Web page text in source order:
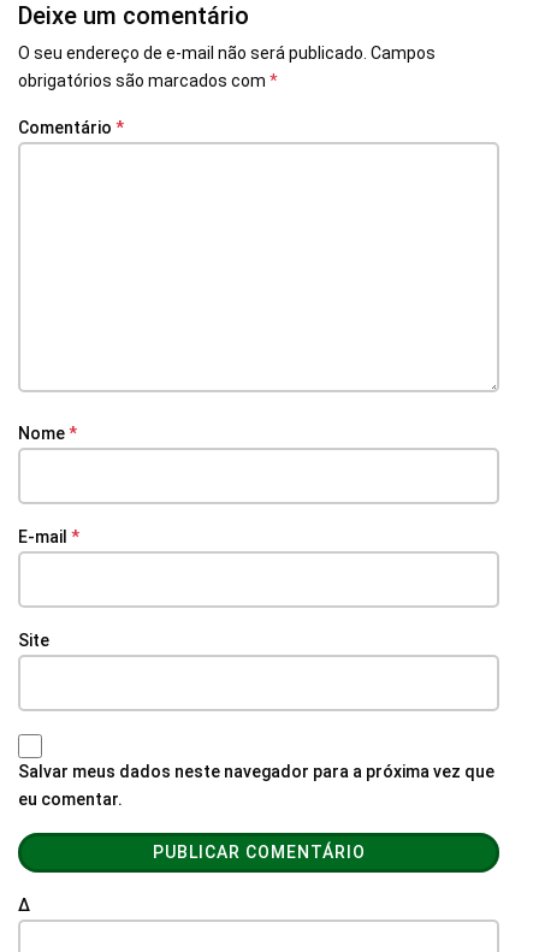
Deixe um comentário
O seu endereço de e-mail não será publicado. Campos
obrigatórios são marcados com *
Comentário *
Nome*
E-mail *
Site
Salvar meus dados neste navegador para a próxima vez que
eu comentar.
Δ